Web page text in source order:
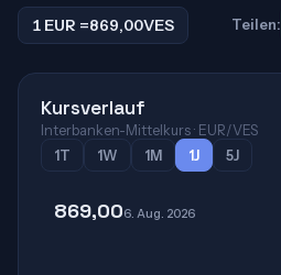
1 EUR =869,00VES Teilen:
Kursverlauf
Interbanken-Mittelkurs · EUR/VES
1T
1W 1M 1J 5J
869,006. Aug. 2026